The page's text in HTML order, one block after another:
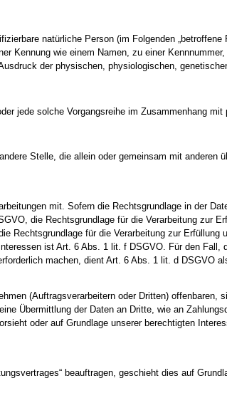
natürliche Person (im Folgenden
Kennung wie einem Namen, zu einer
der physischen, physiologischen,
jede solche Vorgangsreihe im Zusammenhang
Stelle, die allein oder gemeinsam mit anderen
mit. Sofern die Rechtsgrundlage in der
die Rechtsgrundlage für die Verarbeitung zur
für die Verarbeitung zur Erfüllung
ist Art. 6 Abs. 1 lit. f DSGVO. Für den Fall,
machen, dient Art. 6 Abs. 1 lit. d DSGVO
(Auftragsverarbeitern oder Dritten)
Übermittlung der Daten an Dritte, wie an
oder auf Grundlage unserer berechtigten
beauftragen, geschieht dies auf